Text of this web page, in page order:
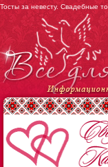
Тосты за невесту. Свадебные